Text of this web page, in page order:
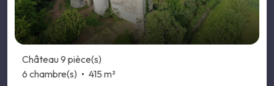
Château 9 pièce(s)
6 chambre(s)
415 m²